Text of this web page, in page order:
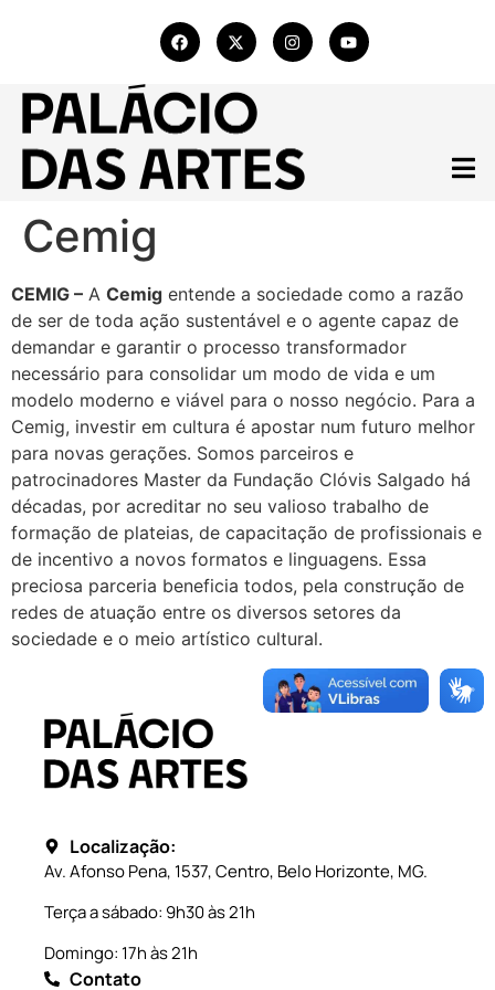
Cemig
CEMIG – A Cemig entende a sociedade como a razão
de ser de toda ação sustentável e o agente capaz de
demandar e garantir o processo transformador
necessário para consolidar um modo de vida e um
modelo moderno e viável para o nosso negócio. Para a
Cemig, investir em cultura é apostar num futuro melhor
para novas gerações. Somos parceiros e
patrocinadores Master da Fundação Clóvis Salgado há
décadas, por acreditar no seu valioso trabalho de
formação de plateias, de capacitação de profissionais e
de incentivo a novos formatos e linguagens. Essa
preciosa parceria beneficia todos, pela construção de
redes de atuação entre os diversos setores da
sociedade e o meio artístico cultural.
Localização:
Av. Afonso Pena, 1537, Centro, Belo Horizonte, MG.
Terça a sábado: 9h30 às 21h
Domingo: 17h às 21h
Contato